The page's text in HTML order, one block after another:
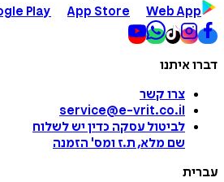
Play
App Store Web App
דברו איתנו
צרו קשר
service@e-vrit.co.il
לביטול עסקה כדין יש לשלוח
שם מלא, ת.ז ומס' הזמנה
עברית